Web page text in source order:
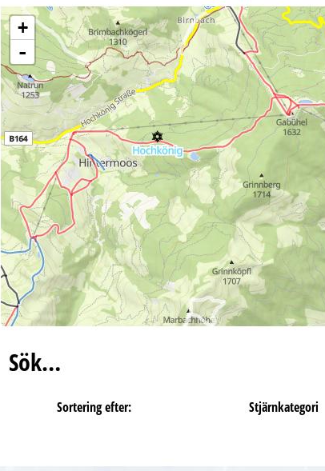
+
-
Sök…
Sortering efter: Stjärnkategori